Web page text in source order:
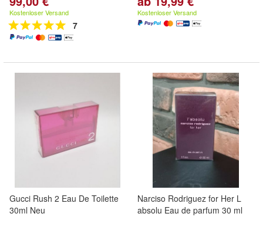
Kostenloser Versand
7
Kostenloser Versand
Gucci Rush 2 Eau De Toilette
30ml Neu
Narciso Rodriguez for Her L
absolu Eau de parfum 30 ml